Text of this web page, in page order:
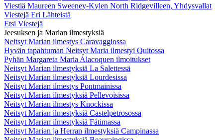
Viestiä Maureen Sweeney-Kylen North Ridgevilleen, Yhdysvallat
Viestejä Eri Lähteistä
Etsi Viestejä
Jeesuksen ja Marian ilmestyksiä
Neitsyt Marian ilmestys Caravaggiossa
Hyvän tapahtuman Neitsyt Maria ilmestyi Quitossa
Pyhän Margareta Maria Alacoquen ilmoitukset
Neitsyt Marian ilmestyksiä La Salettessä
Neitsyt Marian ilmestyksiä Lourdesissa
Neitsyt Marian ilmestys Pontmainissa
Neitsyt Marian ilmestyksiä Pellevoisissa
Neitsyt Marian ilmestys Knockissa
Neitsyt Marian ilmestyksiä Castelpetrosossa
Neitsyt Marian ilmestyksiä Fátimassa
Neitsyt Marian ja Herran ilmestyksiä Campinassa